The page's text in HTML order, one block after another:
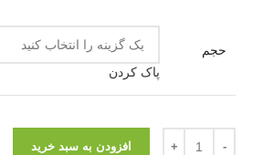
حجم
پاک کردن
افزودن به سبد خرید